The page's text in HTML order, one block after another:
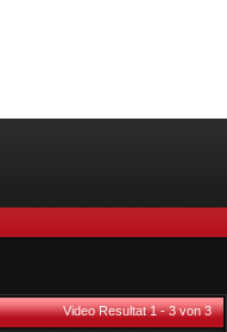
Video Resultat 1 - 3 von 3